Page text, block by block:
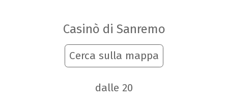
Casinò di Sanremo
Cerca sulla mappa
dalle 20